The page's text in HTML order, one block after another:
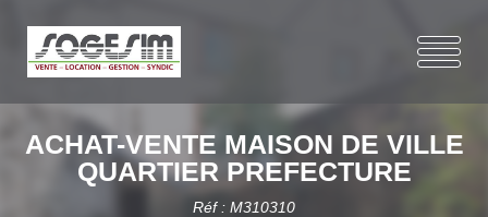
ACHAT-VENTE MAISON DE VILLE
QUARTIER PREFECTURE
Réf : M310310